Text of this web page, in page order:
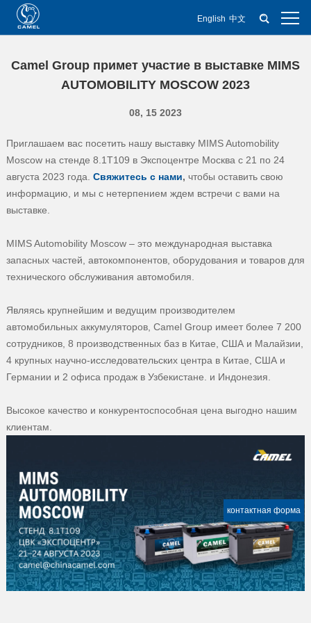
English 中文
Camel Group примет участие в выставке MIMS
AUTOMOBILITY MOSCOW 2023
08, 15 2023
Приглашаем вас посетить нашу выставку MIMS Automobility
Moscow на стенде 8.1T109 в Экспоцентре Москва с 21 по 24
августа 2023 года. Свяжитесь с нами, чтобы оставить свою
информацию, и мы с нетерпением ждем встречи с вами на
выставке.
MIMS Automobility Moscow – это международная выставка
запасных частей, автокомпонентов, оборудования и товаров для
технического обслуживания автомобиля.
Являясь крупнейшим и ведущим производителем
автомобильных аккумуляторов, Camel Group имеет более 7 200
сотрудников, 8 производственных баз в Китае, США и Малайзии,
4 крупных научно-исследовательских центра в Китае, США и
Германии и 2 офиса продаж в Узбекистане. и Индонезия.
Высокое качество и конкурентоспособная цена выгодно нашим
клиентам.
контактная форма